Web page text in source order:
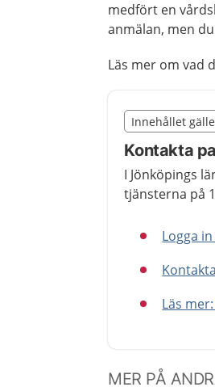
medfört en
anmälan, men
Läs mer om vad
Nedan innehåll
Innehållet
Kontakta
I Jönköpings
tjänsterna på
Logga
Läs
Slut på det
MER PÅ